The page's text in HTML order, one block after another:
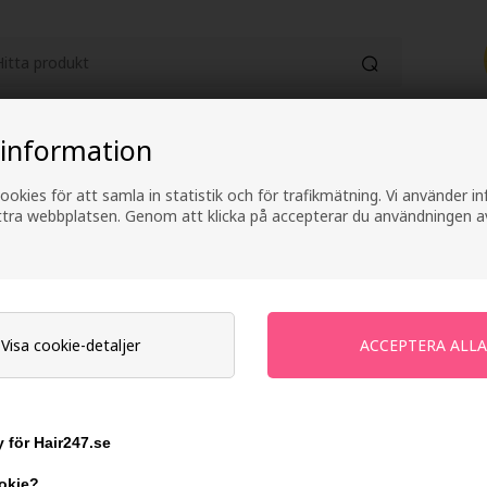
för att samla in statistik och för trafikmätning. Vi använder
webbplatsen. Genom att klicka på accepterar du användningen
Visa cookie-detaljer
för Hair247.se
HUDVÅRD
Fri frakt vid köp över 499 kr 2-4 arbetsdagars
Joico JoiGel
Slut i lager